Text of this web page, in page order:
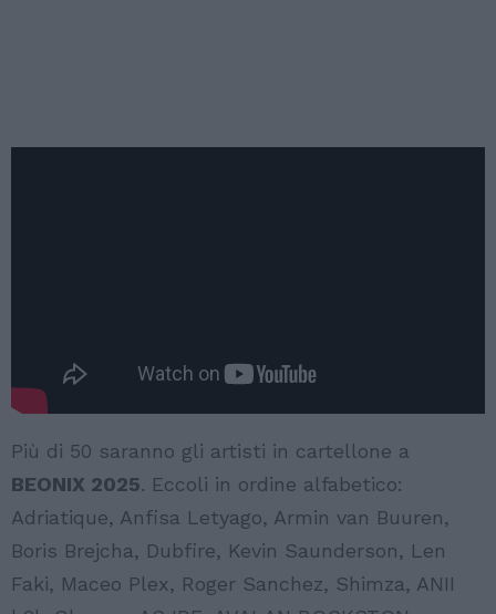
Più di 50 saranno gli artisti in cartellone a
BEONIX 2025. Eccoli in ordine alfabetico:
Adriatique, Anfisa Letyago, Armin van Buuren,
Boris Brejcha, Dubfire, Kevin Saunderson, Len
Faki, Maceo Plex, Roger Sanchez, Shimza, ANII